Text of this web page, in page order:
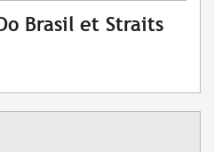
Brasil et Straits